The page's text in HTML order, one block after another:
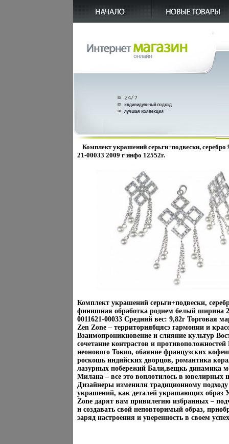
Комплект украшений серьги+подвески, серебро
21-00033 2009 г инфо 12552r.
Комплект украшений серьги+подвески,
финишная обработка родием белый ширина
0011621-00033 Средний вес: 9,82г Торговая
Zen Zone – территориябцясэ гармонии и
Взаимопроникновение и слияние культур
сочетание контрастов и
неонового Токио, обаяние французских
роскошь индийских дворцов, романтика
лазурных побережий Бали,вещкь динамика
Милана – все это воплотилось в ювелирных
Дизайнеры изменили традиционному подходу
украшений, как деталей украшающих образ
Zone дарят вам привилегию избранных –
и создавать свой неповторимый образ,
заряд настроения и уверенность в своем